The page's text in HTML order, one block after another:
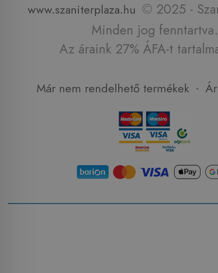
www.szaniterplaza.hu © 2025 -
Minden jog fenntartva.
Az áraink 27% ÁFA-t
Már nem rendelhető termékek -